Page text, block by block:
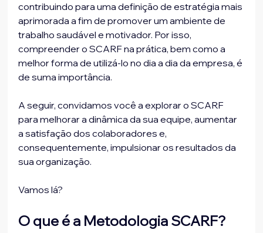
contribuindo para uma definição de estratégia mais
aprimorada a fim de promover um ambiente de
trabalho saudável e motivador. Por isso,
compreender o SCARF na prática, bem como a
melhor forma de utilizá-lo no dia a dia da empresa, é
de suma importância.
A seguir, convidamos você a explorar o SCARF
para melhorar a dinâmica da sua equipe, aumentar
a satisfação dos colaboradores e,
consequentemente, impulsionar os resultados da
sua organização.
Vamos lá?
O que é a Metodologia SCARF?